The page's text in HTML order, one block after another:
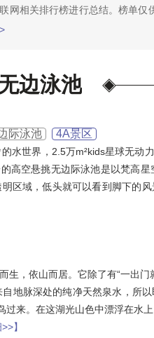
网相关排行榜进行总结。榜单仅
边泳池
际泳池 4A景区
水世界，2.5万m²kids星球无动
高空悬挑无边际泳池是以梵高星
区域，低头就可以看到脚下的
，依山而居。它除了有“一出门
地脉深处的纯净天然泉水，所以
来。在这湖光山色中漂浮在水
】
隔热服